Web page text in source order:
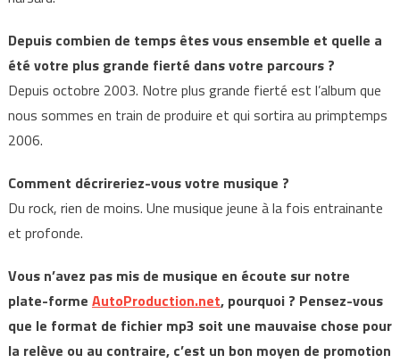
Depuis combien de temps êtes vous ensemble et quelle a
été votre plus grande fierté dans votre parcours ?
Depuis octobre 2003. Notre plus grande fierté est l’album que
nous sommes en train de produire et qui sortira au primptemps
2006.
Comment décrireriez-vous votre musique ?
Du rock, rien de moins. Une musique jeune à la fois entrainante
et profonde.
Vous n’avez pas mis de musique en écoute sur notre
plate-forme AutoProduction.net, pourquoi ? Pensez-vous
que le format de fichier mp3 soit une mauvaise chose pour
la relève ou au contraire, c’est un bon moyen de promotion